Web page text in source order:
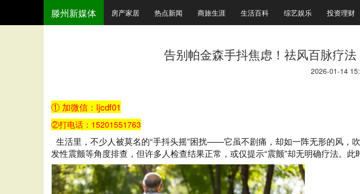
滕州新媒体 房产家居 热点新闻 商旅生涯 生活百科 综艺娱乐 投资理财
告别帕金森手抖焦虑！祛风百脉疗
2026-01-14
① 加微信： ljcdf01
②打电话： 15201551763
生活里，不少人被莫名的“手抖头摇”困扰——它虽不剧痛，却如一阵无形的风，
发性震颤等角度排查，但许多人检查结果正常，或仅提示“震颤”却无明确疗法。